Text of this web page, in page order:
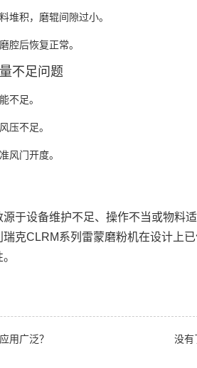
堆积，磨辊间隙过小。
腔后恢复正常。
不足问题
不足。
压不足。
风门开度。
于设备维护不足、操作不当或物料
瑞克CLRM系列雷蒙磨粉机在设计上
用广泛？ 没有